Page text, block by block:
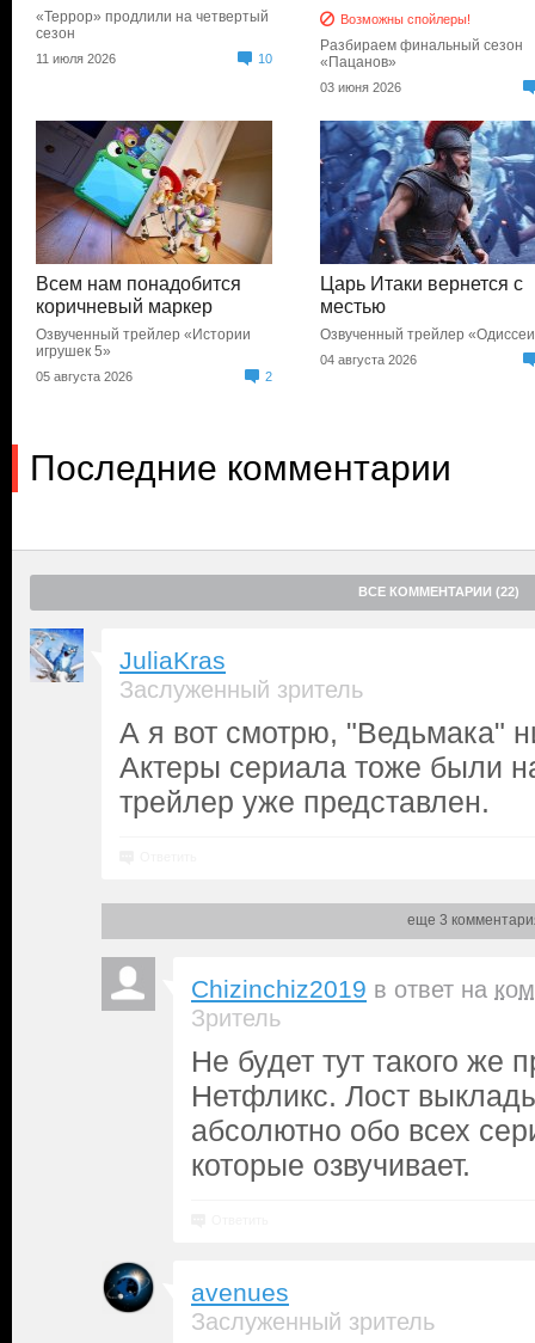
«Террор» продлили на четвертый
сезон
11 июля 2026 10
Возможны спойлеры!
Разбираем финальный сезон
«Пацанов»
03 июня 2026
Всем нам понадобится
коричневый маркер
Озвученный трейлер «Истории
игрушек 5»
05 августа 2026 2
Царь Итаки вернется с
местью
Озвученный трейлер
04 августа 2026
Последние комментарии
ВСЕ КОММЕНТАРИИ (22)
JuliaKras
Заслуженный зритель
А я вот смотрю, "Ведьмака"
Актеры сериала тоже были
трейлер уже представлен.
еще 3
Chizinchiz2019 в ответ на
Зритель
Не будет тут такого же
Нетфликс. Лост
абсолютно обо всех
которые озвучивает.
avenues
Заслуженный зритель